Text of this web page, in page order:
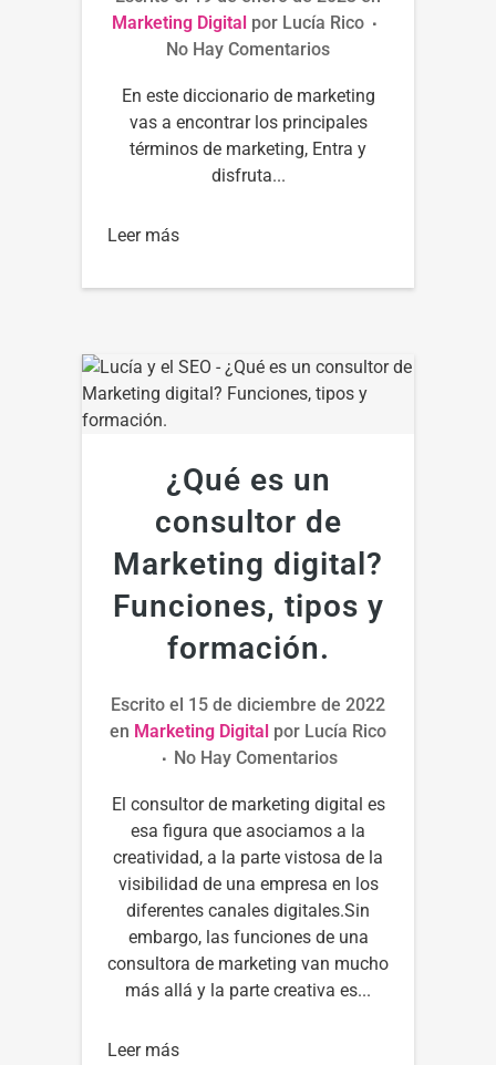
Marketing Digital por Lucía Rico
No Hay Comentarios
En este diccionario de marketing
vas a encontrar los principales
términos de marketing, Entra y
disfruta...
Leer más
¿Qué es un
consultor de
Marketing digital?
Funciones, tipos y
formación.
Escrito el 15 de diciembre de 2022
en Marketing Digital por Lucía Rico
No Hay Comentarios
El consultor de marketing digital es
esa figura que asociamos a la
creatividad, a la parte vistosa de la
visibilidad de una empresa en los
diferentes canales digitales.Sin
embargo, las funciones de una
consultora de marketing van mucho
más allá y la parte creativa es...
Leer más